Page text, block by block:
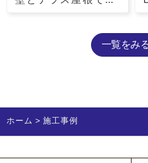
一覧をみ
ホーム 施工事例